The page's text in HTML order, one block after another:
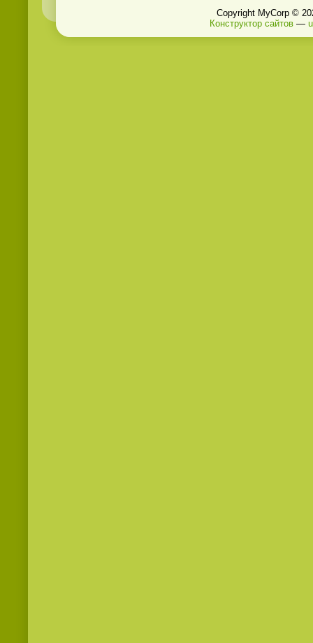
Copyright MyCorp ©
Конструктор сайтов—